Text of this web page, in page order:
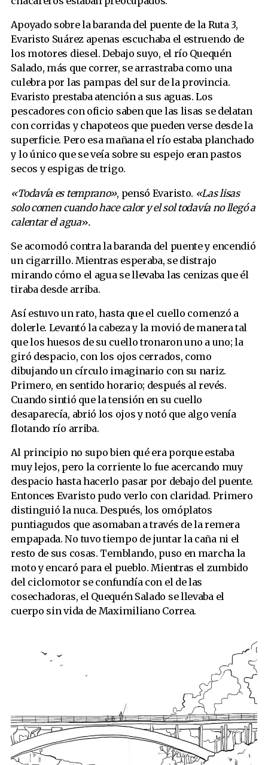
Apoyado sobre la baranda del puente de la Ruta 3,
Evaristo Suárez apenas escuchaba el estruendo de
los motores diesel. Debajo suyo, el río Quequén
Salado, más que correr, se arrastraba como una
culebra por las pampas del sur de la provincia.
Evaristo prestaba atención a sus aguas. Los
pescadores con oficio saben que las lisas se delatan
con corridas y chapoteos que pueden verse desde la
superficie. Pero esa mañana el río estaba planchado
y lo único que se veía sobre su espejo eran pastos
secos y espigas de trigo.
«Todavía es temprano», pensó Evaristo. «Las lisas
solo comen cuando hace calor y el sol todavía no llegó a
calentar el agua».
Se acomodó contra la baranda del puente y encendió
un cigarrillo. Mientras esperaba, se distrajo
mirando cómo el agua se llevaba las cenizas que él
tiraba desde arriba.
Así estuvo un rato, hasta que el cuello comenzó a
dolerle. Levantó la cabeza y la movió de manera tal
que los huesos de su cuello tronaron uno a uno; la
giró despacio, con los ojos cerrados, como
dibujando un círculo imaginario con su nariz.
Primero, en sentido horario; después al revés.
Cuando sintió que la tensión en su cuello
desaparecía, abrió los ojos y notó que algo venía
flotando río arriba.
Al principio no supo bien qué era porque estaba
muy lejos, pero la corriente lo fue acercando muy
despacio hasta hacerlo pasar por debajo del puente.
Entonces Evaristo pudo verlo con claridad. Primero
distinguió la nuca. Después, los omóplatos
puntiagudos que asomaban a través de la remera
empapada. No tuvo tiempo de juntar la caña ni el
resto de sus cosas. Temblando, puso en marcha la
moto y encaró para el pueblo. Mientras el zumbido
del ciclomotor se confundía con el de las
cosechadoras, el Quequén Salado se llevaba el
cuerpo sin vida de Maximiliano Correa.